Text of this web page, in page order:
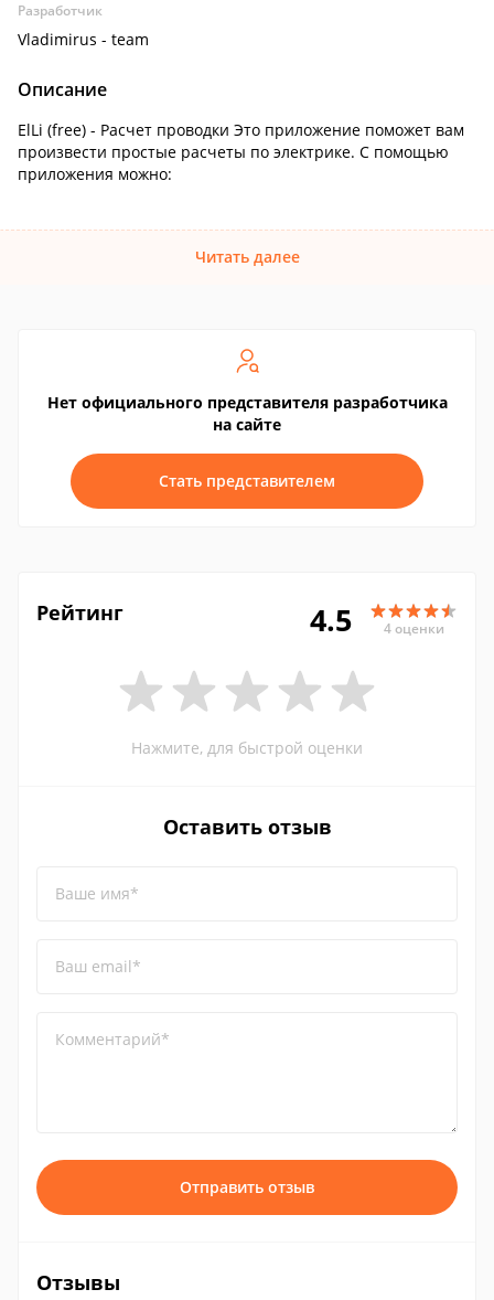
Разработчик
Vladimirus - team
Описание
ElLi (free) - Расчет проводки Это приложение поможет вам
произвести простые расчеты по электрике. С помощью
приложения можно:
Читать далее
Нет официального представителя разработчика
на сайте
Стать представителем
Рейтинг 4.5 4 оценки
Нажмите, для быстрой оценки
Оставить отзыв
Ваше имя*
Ваш email*
Комментарий*
Отправить отзыв
Отзывы